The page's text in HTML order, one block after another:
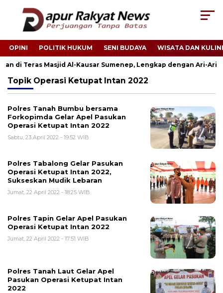
OPINI POLITIK HUKUM SENI BUDAYA WISATA DAN
di Teras Masjid Al-Kausar Sumenep, Lengkap dengan Ari-Ari
Topik Operasi Ketupat Intan 2022
Polres Tanah Bumbu bersama
Forkopimda Gelar Apel Pasukan
Operasi Ketupat Intan 2022
Sabtu, 23 April 2022 - 19:52 WIB
Polres Tabalong Gelar Pasukan
Operasi Ketupat Intan 2022,
Sukseskan Mudik Lebaran
Jumat, 22 April 2022 - 18:25 WIB
Polres Tapin Gelar Apel Pasukan
Operasi Ketupat Intan 2022
Jumat, 22 April 2022 - 17:51 WIB
Polres Tanah Laut Gelar Apel
Pasukan Operasi Ketupat Intan
2022